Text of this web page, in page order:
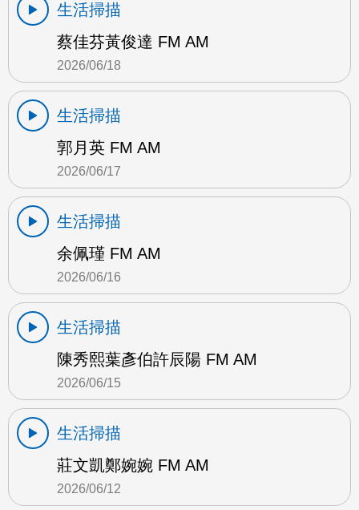
生活掃描
蔡佳芬黃俊達 FM AM
2026/06/18
生活掃描
郭月英 FM AM
2026/06/17
生活掃描
余佩瑾 FM AM
2026/06/16
生活掃描
陳秀熙葉彥伯許辰陽 FM AM
2026/06/15
生活掃描
莊文凱鄭婉婉 FM AM
2026/06/12